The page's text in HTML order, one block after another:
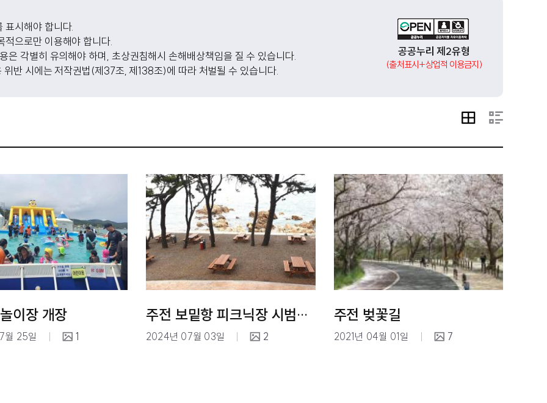
시해야 합니다.
적으로만 이용해야 합니다.
각별히 유의해야 하며, 초상권침해시 손해배상책임을 질 수 있습니다.
반 시에는 저작권법(제37조, 제138조)에 따라 처벌될 수 있습니다.
공공누리 제2유형
(출처표시+상업적 이용금지)
이장 개장
월 25일 1
주전 보밑항 피크닉장 시범운영
2024년 07월 03일 2
주전 벚꽃길
2021년 04월 01일 7